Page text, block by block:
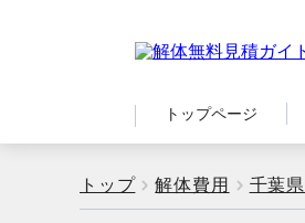
トップページ
トップ 解体費用 千葉県